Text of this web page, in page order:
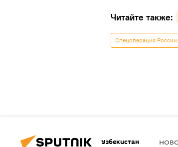
Читайте также:
Спецоперация
Узбекистан